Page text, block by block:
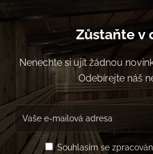
Zůstaňte v
Nenechte si ujít žádnou
Odebírejte náš
Souhlasím se